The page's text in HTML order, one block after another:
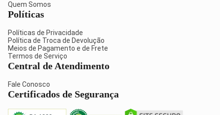
Quem Somos
Políticas
Políticas de Privacidade
Política de Troca de Devolução
Meios de Pagamento e de Frete
Termos de Serviço
Central de Atendimento
Fale Conosco
Certificados de Segurança